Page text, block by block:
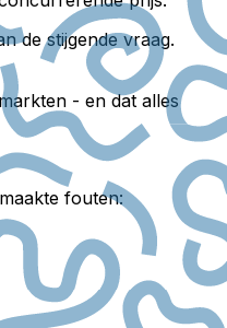
de stijgende vraag.
- en dat alles
fouten: